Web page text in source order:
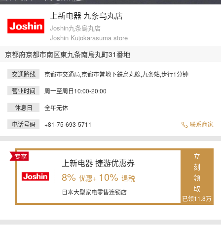
上新电器 九条乌丸店
Joshin九条烏丸店
Joshin Kujokarasuma store
京都府京都市南区東九条南烏丸町31番地
交通路线
京都市交通局,京都市営地下鉄烏丸線,九条站,步行1分钟
营业时间
周一至周日10:00-20:00
休息日
全年无休
电话号码
+81-75-693-5711 联系商家
上新电器 捷游优惠券
8% 优惠+ 10% 退税
日本大型家电零售连锁店
立
刻
领
取
已领11.8万